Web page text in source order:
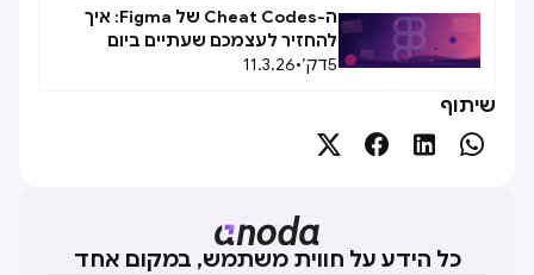
ה-Cheat Codes של Figma: איך
להחזיר לעצמכם שעתיים ביום
5דק׳•
11.3.26
שיתוף




כל הידע על חווית משתמש, במקום אחד